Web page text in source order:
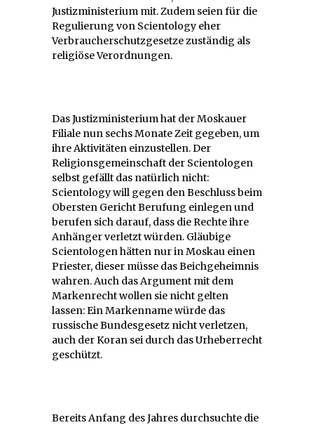
Justizministerium mit. Zudem seien für die
Regulierung von Scientology eher
Verbraucherschutzgesetze zuständig als
religiöse Verordnungen.
Das Justizministerium hat der Moskauer
Filiale nun sechs Monate Zeit gegeben, um
ihre Aktivitäten einzustellen. Der
Religionsgemeinschaft der Scientologen
selbst gefällt das natürlich nicht:
Scientology will gegen den Beschluss beim
Obersten Gericht Berufung einlegen und
berufen sich darauf, dass die Rechte ihre
Anhänger verletzt würden. Gläubige
Scientologen hätten nur in Moskau einen
Priester, dieser müsse das Beichgeheimnis
wahren. Auch das Argument mit dem
Markenrecht wollen sie nicht gelten
lassen: Ein Markenname würde das
russische Bundesgesetz nicht verletzen,
auch der Koran sei durch das Urheberrecht
geschützt.
Bereits Anfang des Jahres durchsuchte die